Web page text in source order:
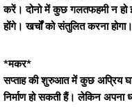
करें। दोनो में कुछ गलतफहमी न हो
होंगे। खर्चों को संतुलित करना
*मकर*
सप्ताह की शुरुआत में कुछ अप्रिय
निर्माण हो सकती हैं। लेकिन